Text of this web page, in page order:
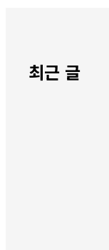
최근 글